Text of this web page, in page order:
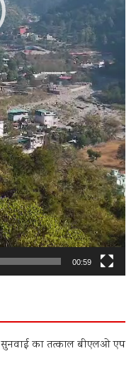
00:59
का तत्काल बीएलओ एप